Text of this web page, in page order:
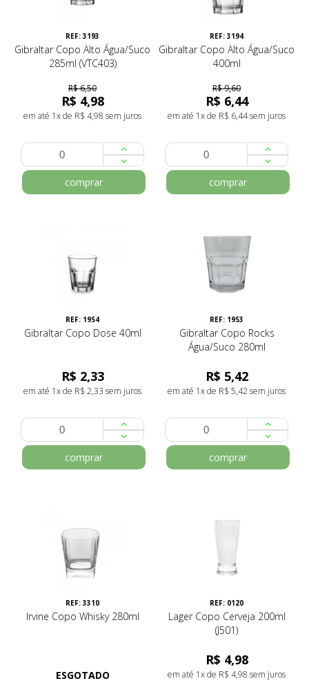
REF: 3193
Gibraltar Copo Alto Água/Suco
285ml (VTC403)
R$ 6,50
R$ 4,98
em até 1x de R$ 4,98 sem juros
comprar
REF: 3194
Gibraltar Copo Alto Água/Suco
400ml
R$ 9,60
R$ 6,44
em até 1x de R$ 6,44 sem juros
comprar
REF: 1954
Gibraltar Copo Dose 40ml
R$ 2,33
em até 1x de R$ 2,33 sem juros
comprar
REF: 1953
Gibraltar Copo Rocks
Água/Suco 280ml
R$ 5,42
em até 1x de R$ 5,42 sem juros
comprar
REF: 3310
Irvine Copo Whisky 280ml
ESGOTADO
REF: 0120
Lager Copo Cerveja 200ml
(J501)
R$ 4,98
em até 1x de R$ 4,98 sem juros